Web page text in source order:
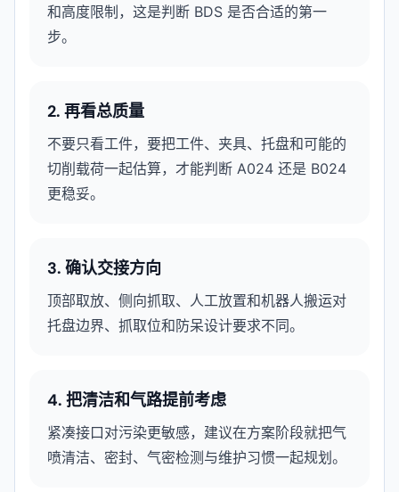
和高度限制，这是判断 BDS 是否合适的第一
步。
2. 再看总质量
不要只看工件，要把工件、夹具、托盘和可能的
切削载荷一起估算，才能判断 A024 还是 B024
更稳妥。
3. 确认交接方向
顶部取放、侧向抓取、人工放置和机器人搬运对
托盘边界、抓取位和防呆设计要求不同。
4. 把清洁和气路提前考虑
紧凑接口对污染更敏感，建议在方案阶段就把气
喷清洁、密封、气密检测与维护习惯一起规划。